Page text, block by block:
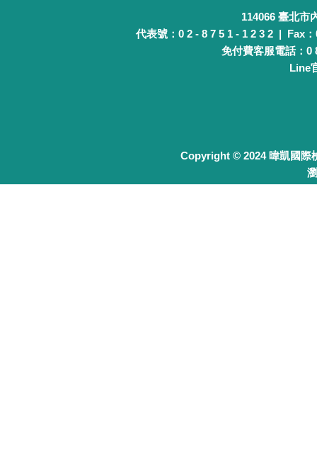
114066 臺北市
代表號：0 2 - 8 7 5 1 - 1 2 3 2 | Fax
免付費客服電話：0
Line
Copyright © 2024 暐凱國際